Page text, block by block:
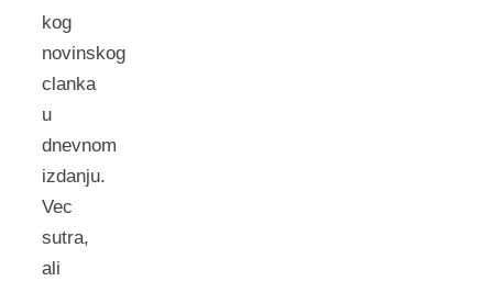
kog
novinskog
clanka
u
dnevnom
izdanju.
Vec
sutra,
ali